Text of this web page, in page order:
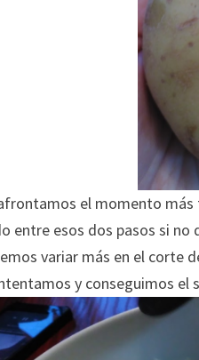
el momento
entre esos dos pasos si
variar más en el corte
y conseguimos el